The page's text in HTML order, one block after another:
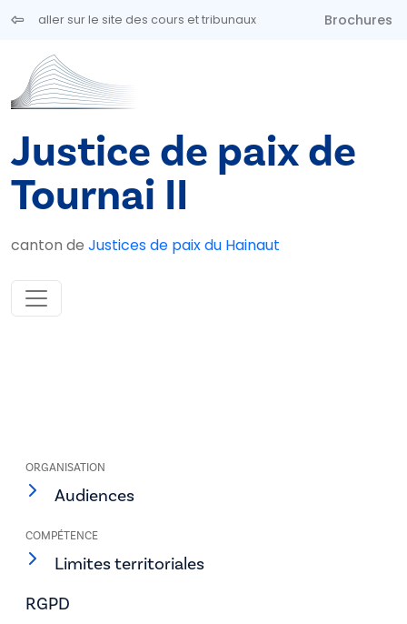
Aller au contenu principal
aller sur le site des cours et tribunaux Brochures
Justice de paix de
Tournai II
canton de Justices de paix du Hainaut
ORGANISATION
Audiences
COMPÉTENCE
Limites territoriales
RGPD